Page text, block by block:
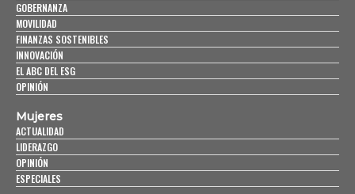
GOBERNANZA
MOVILIDAD
FINANZAS SOSTENIBLES
INNOVACIÓN
EL ABC DEL ESG
OPINIÓN
Mujeres
ACTUALIDAD
LIDERAZGO
OPINIÓN
ESPECIALES